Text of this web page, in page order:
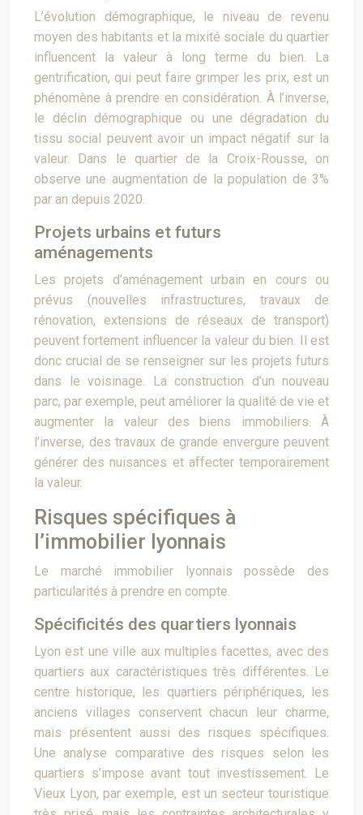
L’évolution démographique, le niveau de revenu
moyen des habitants et la mixité sociale du quartier
influencent la valeur à long terme du bien. La
gentrification, qui peut faire grimper les prix, est un
phénomène à prendre en considération. À l’inverse,
le déclin démographique ou une dégradation du
tissu social peuvent avoir un impact négatif sur la
valeur. Dans le quartier de la Croix-Rousse, on
observe une augmentation de la population de 3%
par an depuis 2020.
Projets urbains et futurs
aménagements
Les projets d’aménagement urbain en cours ou
prévus (nouvelles infrastructures, travaux de
rénovation, extensions de réseaux de transport)
peuvent fortement influencer la valeur du bien. Il est
donc crucial de se renseigner sur les projets futurs
dans le voisinage. La construction d’un nouveau
parc, par exemple, peut améliorer la qualité de vie et
augmenter la valeur des biens immobiliers. À
l’inverse, des travaux de grande envergure peuvent
générer des nuisances et affecter temporairement
la valeur.
Risques spécifiques à
l’immobilier lyonnais
Le marché immobilier lyonnais possède des
particularités à prendre en compte.
Spécificités des quartiers lyonnais
Lyon est une ville aux multiples facettes, avec des
quartiers aux caractéristiques très différentes. Le
centre historique, les quartiers périphériques, les
anciens villages conservent chacun leur charme,
mais présentent aussi des risques spécifiques.
Une analyse comparative des risques selon les
quartiers s’impose avant tout investissement. Le
Vieux Lyon, par exemple, est un secteur touristique